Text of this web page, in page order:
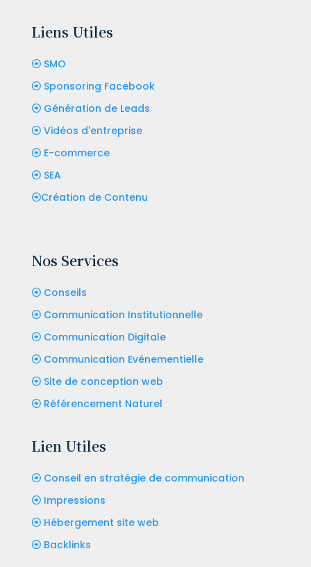
Liens Utiles
SMO
Sponsoring Facebook
Génération de Leads
Vidéos d'entreprise
E-commerce
SEA
Création de Contenu
Nos Services
Conseils
Communication Institutionnelle
Communication Digitale
Communication Evénementielle
Site de conception web
Référencement Naturel
Lien Utiles
Conseil en stratégie de communication
Impressions
Hébergement site web
Backlinks